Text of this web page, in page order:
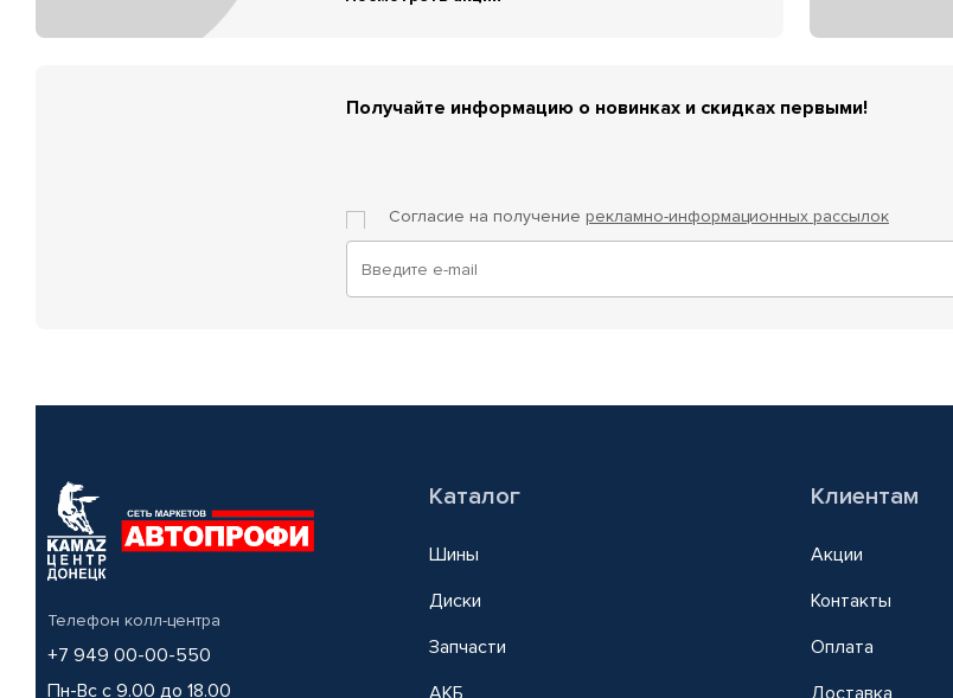
Получайте информацию о новинках и скидках первыми!
Согласие на получение рекламно-информационных рассылок
Телефон колл-центра
+7 949 00-00-550
Пн-Вс с 9.00 до 18.00
Каталог
Шины
Диски
Запчасти
АКБ
Клиентам
Акции
Контакты
Оплата
Доставка